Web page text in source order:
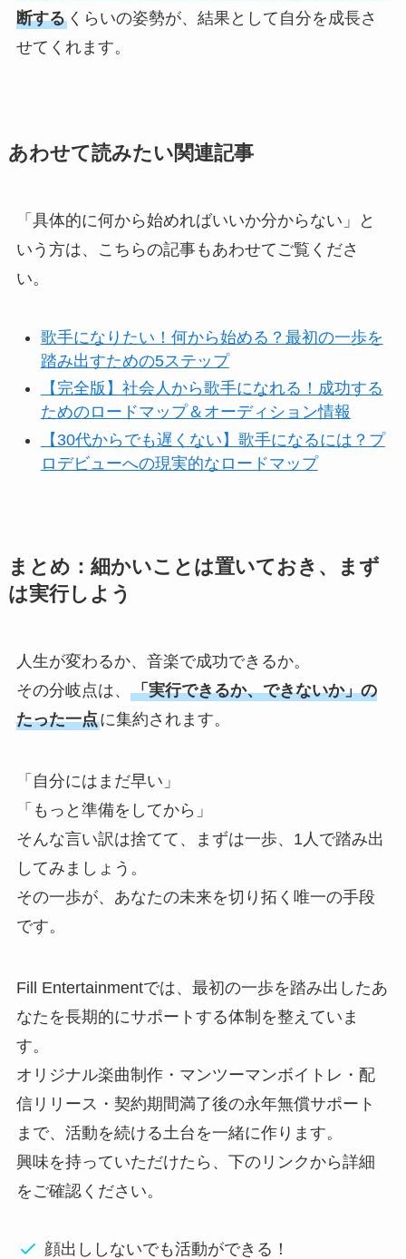
断するくらいの姿勢が、結果として自分を成長さ
せてくれます。
あわせて読みたい関連記事
「具体的に何から始めればいいか分からない」と
いう方は、こちらの記事もあわせてご覧くださ
い。
歌手になりたい！何から始める？最初の一歩を
踏み出すための5ステップ
【完全版】社会人から歌手になれる！成功する
ためのロードマップ＆オーディション情報
【30代からでも遅くない】歌手になるには？プ
ロデビューへの現実的なロードマップ
まとめ：細かいことは置いておき、まず
は実行しよう
人生が変わるか、音楽で成功できるか。
その分岐点は、 「実行できるか、できないか」の
たった一点に集約されます。
「自分にはまだ早い」
「もっと準備をしてから」
そんな言い訳は捨てて、まずは一歩、1人で踏み出
してみましょう。
その一歩が、あなたの未来を切り拓く唯一の手段
です。
Fill Entertainmentでは、最初の一歩を踏み出したあ
なたを長期的にサポートする体制を整えていま
す。
オリジナル楽曲制作・マンツーマンボイトレ・配
信リリース・契約期間満了後の永年無償サポート
まで、活動を続ける土台を一緒に作ります。
興味を持っていただけたら、下のリンクから詳細
をご確認ください。
顔出ししないでも活動ができる！